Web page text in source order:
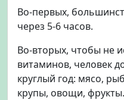
Во-первых,
через 5-6 часов.
Во-вторых, чтобы не
витаминов, человек
круглый год: мясо,
крупы, овощи, фрукты.